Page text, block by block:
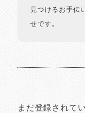
見つけるお手伝
せです。
まだ登録されて